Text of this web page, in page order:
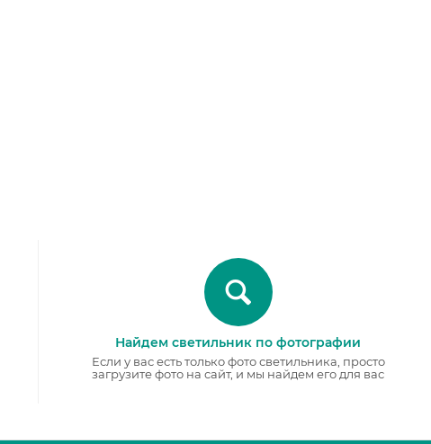
Найдем светильник по фотографии
Если у вас есть только фото светильника, просто
загрузите фото на сайт, и мы найдем его для вас